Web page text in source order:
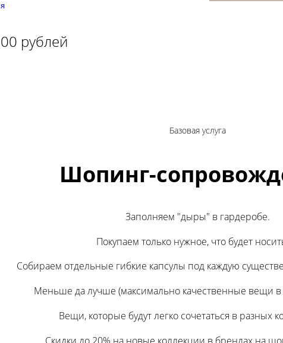
рублей
Базовая услуга
Шопинг-
Заполняем "дыры" в гардеробе.
Покупаем только нужное, что будет
Собираем отдельные гибкие капсулы под каждую
Меньше да лучше (максимально качественные вещи в
Вещи, которые будут легко сочетаться в разных